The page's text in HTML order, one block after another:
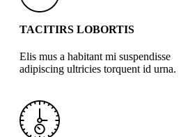
TACITIRS LOBORTIS
Elis mus a habitant mi suspendisse
adipiscing ultricies torquent id urna.